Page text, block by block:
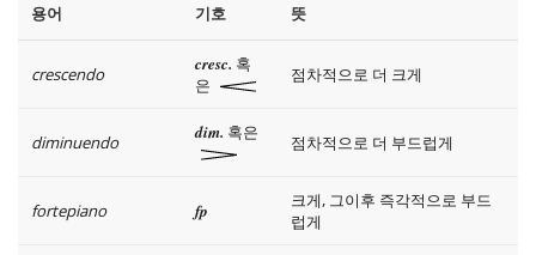
용어 기호 뜻
crescendo cresc. 혹
은
점차적으로 더 크게
diminuendo dim. 혹은 점차적으로 더 부드럽게
fortepiano fp
크게, 그이후 즉각적으로 부드
럽게